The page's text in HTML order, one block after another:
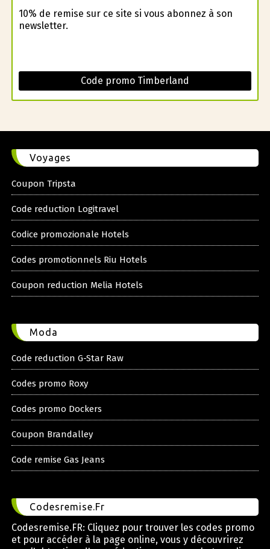
10% de remise sur ce site si vous abonnez à son
newsletter.
Code promo Timberland
Voyages
Coupon Tripsta
Code reduction Logitravel
Codice promozionale Hotels
Codes promotionnels Riu Hotels
Coupon reduction Melia Hotels
Moda
Code reduction G-Star Raw
Codes promo Roxy
Codes promo Dockers
Coupon Brandalley
Code remise Gas Jeans
Codesremise.Fr
Codesremise.FR: Cliquez pour trouver les codes promo
et pour accéder à la page online, vous y découvrirez